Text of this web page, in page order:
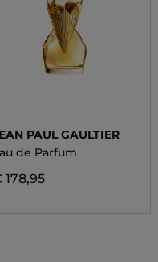
PAUL GAULTIER
de Parfum
178,95